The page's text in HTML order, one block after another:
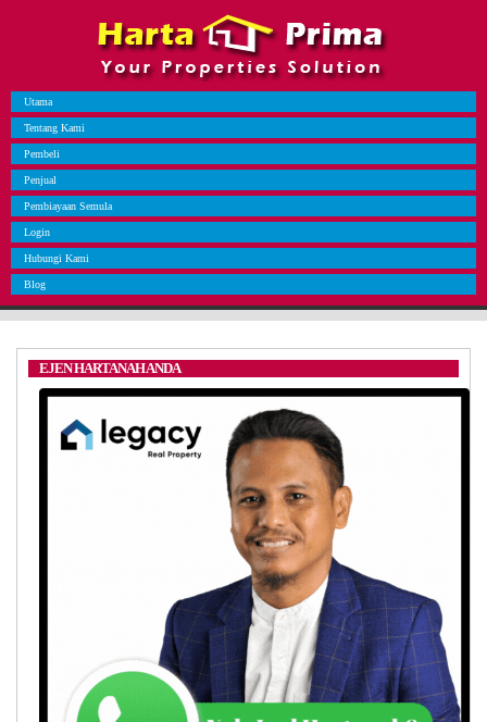
Utama
Tentang Kami
Pembeli
Penjual
Pembiayaan Semula
Login
Hubungi Kami
Blog
EJEN HARTANAH ANDA